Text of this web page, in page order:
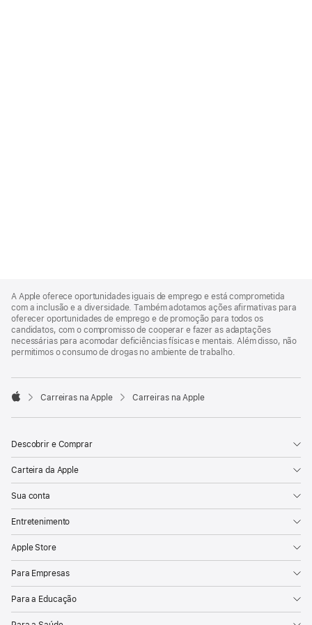
Footer
A Apple oferece oportunidades iguais de emprego e está comprometida
com a inclusão e a diversidade. Também adotamos ações afirmativas para
oferecer oportunidades de emprego e de promoção para todos os
candidatos, com o compromisso de cooperar e fazer as adaptações
necessárias para acomodar deficiências físicas e mentais. Além disso, não
permitimos o consumo de drogas no ambiente de trabalho.

Carreiras na Apple Carreiras na Apple
Descobrir e Comprar
Carteira da Apple
Sua conta
Entretenimento
Apple Store
Para Empresas
Para a Educação